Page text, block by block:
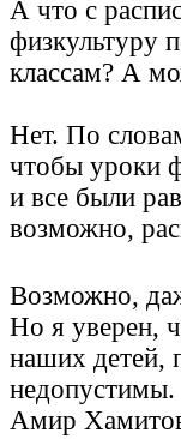
А что с
физкультуру
классам? А
Нет. По
чтобы уроки
и все были
возможно,
Возможно,
Но я уверен,
наших детей,
недопустимы.
Амир